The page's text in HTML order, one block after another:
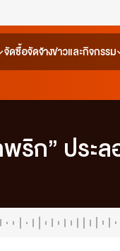
จัดซื้อจัดจ้างข่าวและกิจกรรม
ริก” ประล